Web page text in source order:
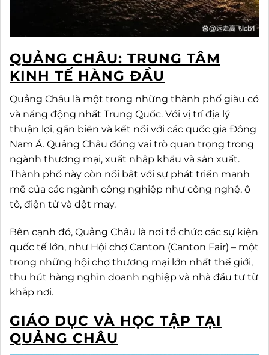
QUẢNG CHÂU: TRUNG TÂM
KINH TẾ HÀNG ĐẦU
Quảng Châu là một trong những thành phố giàu có
và năng động nhất Trung Quốc. Với vị trí địa lý
thuận lợi, gần biển và kết nối với các quốc gia Đông
Nam Á. Quảng Châu đóng vai trò quan trọng trong
ngành thương mại, xuất nhập khẩu và sản xuất.
Thành phố này còn nổi bật với sự phát triển mạnh
mẽ của các ngành công nghiệp như công nghệ, ô
tô, điện tử và dệt may.
Bên cạnh đó, Quảng Châu là nơi tổ chức các sự kiện
quốc tế lớn, như Hội chợ Canton (Canton Fair) – một
trong những hội chợ thương mại lớn nhất thế giới,
thu hút hàng nghìn doanh nghiệp và nhà đầu tư từ
khắp nơi.
GIÁO DỤC VÀ HỌC TẬP TẠI
QUẢNG CHÂU